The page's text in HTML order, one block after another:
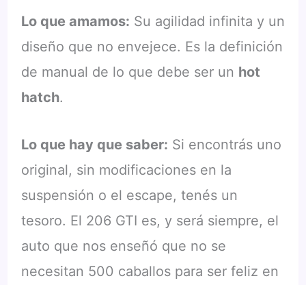
Lo que amamos: Su agilidad infinita y un
diseño que no envejece. Es la definición
de manual de lo que debe ser un hot
hatch.
Lo que hay que saber: Si encontrás uno
original, sin modificaciones en la
suspensión o el escape, tenés un
tesoro. El 206 GTI es, y será siempre, el
auto que nos enseñó que no se
necesitan 500 caballos para ser feliz en